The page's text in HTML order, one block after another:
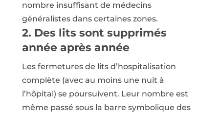
nombre insuffisant de médecins
généralistes dans certaines zones.
2. Des lits sont supprimés
année après année
Les fermetures de lits d’hospitalisation
complète (avec au moins une nuit à
l’hôpital) se poursuivent. Leur nombre est
même passé sous la barre symbolique des